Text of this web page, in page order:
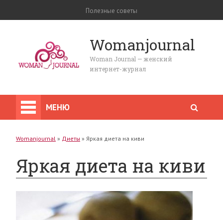
Полезные советы
Womanjournal
Woman Journal — женский
интернет-журнал
МЕНЮ
Womanjournal » Диеты » Яркая диета на киви
Яркая диета на киви